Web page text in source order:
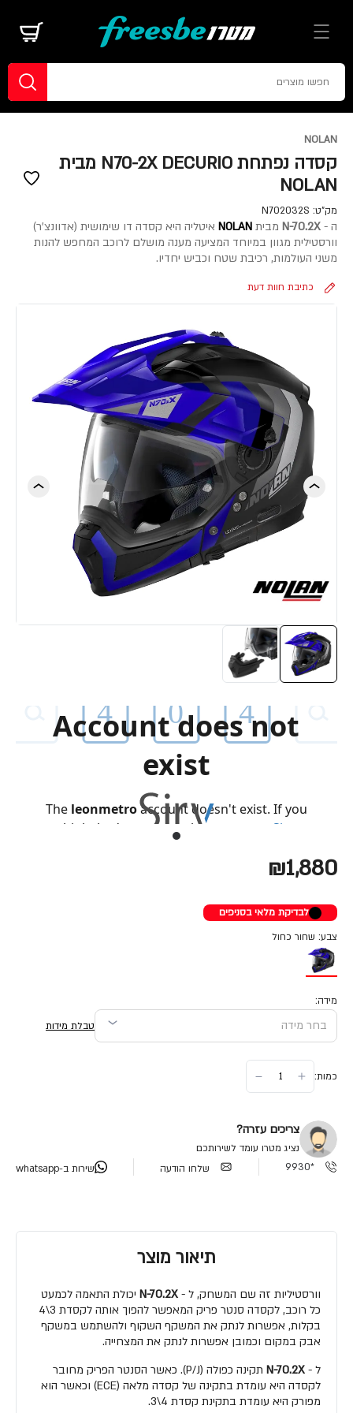
NOLAN
קסדה נפתחת N70-2X DECURIO מבית
NOLAN
מק"ט: N702032S
ה - N-70.2X מבית NOLAN איטליה היא קסדה דו שימושית (אדוונצ'ר)
וורסטילית מגוון במיוחד המציעה מענה מושלם לרוכב המחפש להנות
משני העולמות, רכיבת שטח וכביש יחדיו.
כתיבת חוות דעת
₪1,880
לבדיקת מלאי בסניפים
צבע: שחור כחול
מידה:
טבלת מידות
כמות:
צריכים עזרה?
נציג מטרו עומד לשירותכם
*9930
שלחו הודעה שירות ב-whatsapp
תיאור מוצר
וורסטיליות זה שם המשחק, ל - N-70.2X יכולת התאמה לכמעט
כל רוכב, לקסדה סנטר פריק המאפשר להפוך אותה לקסדת 3\4
בקלות, אפשרות לנתק את המשקף השקוף ולהשתמש במשקף
אבק במקום וכמובן אפשרות לנתק את המצחייה.
ל - N-70.2X
תקינה כפולה (P/J). כאשר הסנטר הפריק מחובר
לקסדה היא עומדת בתקינה של קסדה מלאה (ECE) וכאשר הוא
מפורק היא עומדת בתקינת קסדת 4\3.